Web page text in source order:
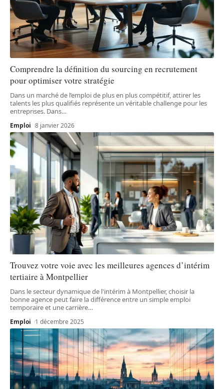
Comprendre la définition du sourcing en recrutement
pour optimiser votre stratégie
Dans un marché de l’emploi de plus en plus compétitif, attirer les
talents les plus qualifiés représente un véritable challenge pour les
entreprises. Dans…
Emploi 8 janvier 2026
Trouvez votre voie avec les meilleures agences d’intérim
tertiaire à Montpellier
Dans le secteur dynamique de l'intérim à Montpellier, choisir la
bonne agence peut faire la différence entre un simple emploi
temporaire et une carrière…
Emploi 1 décembre 2025